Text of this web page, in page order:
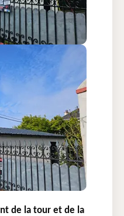
de la tour et de la